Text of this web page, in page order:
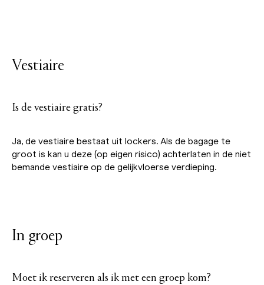
Vestiaire
Is de vestiaire gratis?
Ja, de vestiaire bestaat uit lockers. Als de bagage te
groot is kan u deze (op eigen risico) achterlaten in de niet
bemande vestiaire op de gelijkvloerse verdieping.
In groep
Moet ik reserveren als ik met een groep kom?